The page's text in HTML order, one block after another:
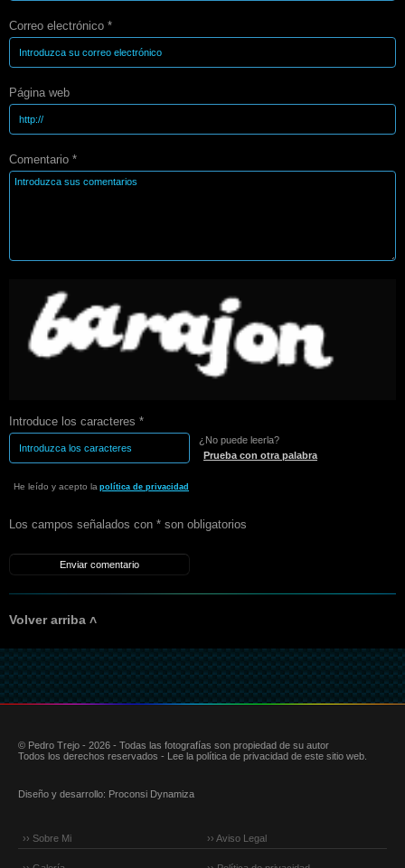
Correo electrónico *
Página web
Comentario *
Introduce los caracteres *
¿No puede leerla?
Prueba con otra palabra
He leído y acepto la política de privacidad
Los campos señalados con * son obligatorios
Volver arriba ˄
© Pedro Trejo - 2026 - Todas las fotografías son propiedad de su autor
Todos los derechos reservados - Lee la política de privacidad de este sitio web.
Diseño y desarrollo: Proconsi Dynamiza
›› Sobre Mi ›› Aviso Legal